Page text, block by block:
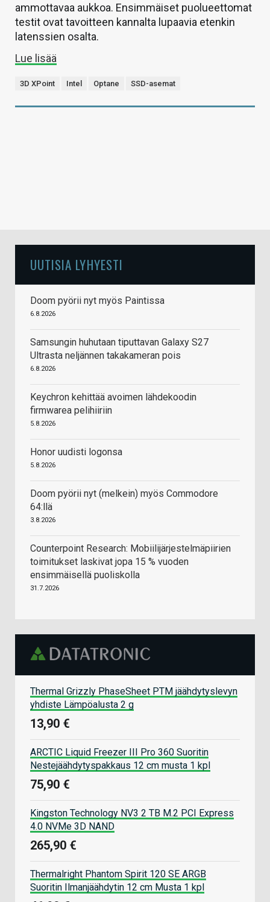
ammottavaa aukkoa. Ensimmäiset puolueettomat
testit ovat tavoitteen kannalta lupaavia etenkin
latenssien osalta.
Lue lisää
3D XPoint Intel Optane SSD-asemat
UUTISIA LYHYESTI
Doom pyörii nyt myös Paintissa
6.8.2026
Samsungin huhutaan tiputtavan Galaxy S27
Ultrasta neljännen takakameran pois
6.8.2026
Keychron kehittää avoimen lähdekoodin
firmwarea pelihiiriin
5.8.2026
Honor uudisti logonsa
5.8.2026
Doom pyörii nyt (melkein) myös Commodore
64:llä
3.8.2026
Counterpoint Research: Mobiilijärjestelmäpiirien
toimitukset laskivat jopa 15 % vuoden
ensimmäisellä puoliskolla
31.7.2026
Thermal Grizzly PhaseSheet PTM jäähdytyslevyn
yhdiste Lämpöalusta 2 g
13,90 €
ARCTIC Liquid Freezer III Pro 360 Suoritin
Nestejäähdytyspakkaus 12 cm musta 1 kpl
75,90 €
Kingston Technology NV3 2 TB M.2 PCI Express
4.0 NVMe 3D NAND
265,90 €
Thermalright Phantom Spirit 120 SE ARGB
Suoritin Ilmanjäähdytin 12 cm Musta 1 kpl